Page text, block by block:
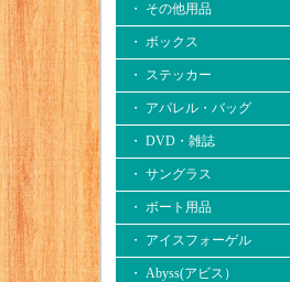
・ その他用品
・ ボックス
・ ステッカー
・ アパレル・バッグ
・ DVD・雑誌
・ サングラス
・ ボート用品
・ アイスフォーゲル
・ Abyss(アビス）